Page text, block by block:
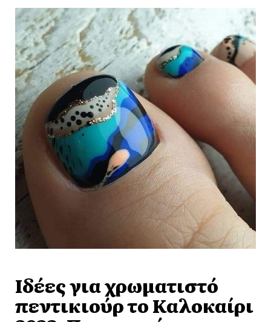
Ιδέες για χρωματιστό
πεντικιούρ το Καλοκαίρι